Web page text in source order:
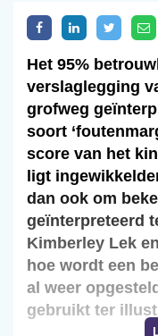
Het 95%
verslaglegging
grofweg
soort
score van het
ligt
dan ook om
geïnterpreteerd
Kimberley Lek
hoe wordt een
al weer
gebruikt ter